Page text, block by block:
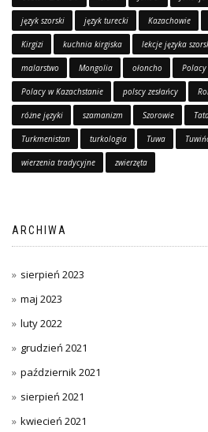
język szorski język turecki Kazachowie
Kirgizi kuchnia kirgiska lekcje języka
malarstwo Mongolia ołoncho
Polacy w Kazachstanie polscy zesłańcy
różne języki szamanizm Szorowie
Turkmenistan turkologia Tuwa
wierzenia tradycyjne zwierzęta
ARCHIWA
sierpień 2023
maj 2023
luty 2022
grudzień 2021
październik 2021
sierpień 2021
kwiecień 2021